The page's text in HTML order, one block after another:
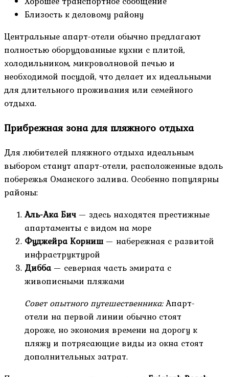
Близость к деловому району
Центральные апарт-отели обычно предлагают
полностью оборудованные кухни с плитой,
холодильником, микроволновой печью и
необходимой посудой, что делает их идеальными
для длительного проживания или семейного
отдыха.
Прибрежная зона для пляжного отдыха
Для любителей пляжного отдыха идеальным
выбором станут апарт-отели, расположенные вдоль
побережья Оманского залива. Особенно популярны
районы:
Аль-Ака Бич — здесь находятся престижные
апартаменты с видом на море
Фуджейра Корниш— набережная с развитой
инфраструктурой
Дибба— северная часть эмирата с
живописными пляжами
Совет опытного путешественника:Апарт-
отели на первой линии обычно стоят
дороже, но экономия времени на дорогу к
пляжу и потрясающие виды из окна стоят
дополнительных затрат.